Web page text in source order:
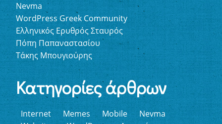
Nevma
WordPress Greek Community
Ελληνικός Ερυθρός Σταυρός
Πόπη Παπαναστασίου
Τάκης Μπουγιούρης
Κατηγορίες άρθρων
Internet Memes Mobile
Nevma